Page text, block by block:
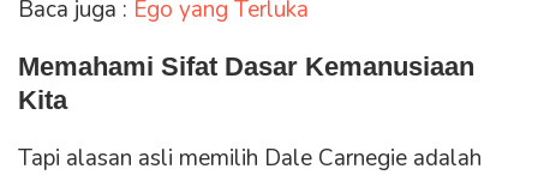
Baca juga : Ego yang Terluka
Memahami Sifat Dasar Kemanusiaan
Kita
Tapi alasan asli memilih Dale Carnegie adalah